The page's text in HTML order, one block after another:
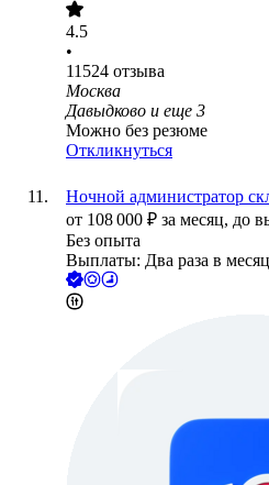
4.5
•
11524 отзыва
Москва
Давыдково и еще 3
Можно без резюме
Откликнуться
Ночной администратор
от 108 000 ₽ за месяц, до
Без опыта
Выплаты: Два раза в месяц